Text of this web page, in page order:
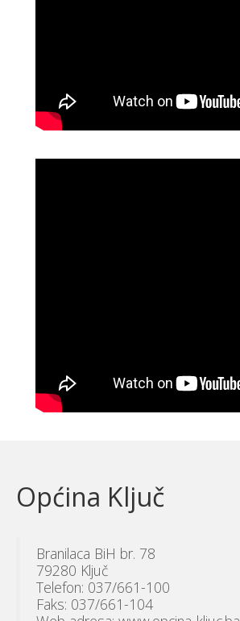
Općina Ključ
Branilaca BiH br. 78
79280 Ključ
Telefon: 037/661-100
Faks: 037/661-104